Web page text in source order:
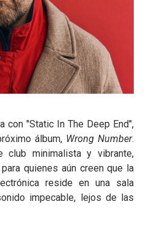
con "Static In The Deep End",
álbum, Wrong Number.
minimalista y vibrante,
quienes aún creen que la
reside en una sala
impecable, lejos de las